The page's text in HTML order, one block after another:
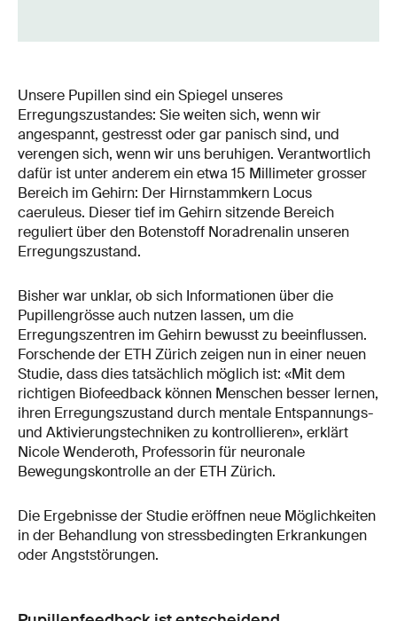
Unsere Pupillen sind ein Spiegel unseres
Erregungszustandes: Sie weiten sich, wenn wir
angespannt, gestresst oder gar panisch sind, und
verengen sich, wenn wir uns beruhigen. Verantwortlich
dafür ist unter anderem ein etwa 15 Millimeter grosser
Bereich im Gehirn: Der Hirnstammkern Locus
caeruleus. Dieser tief im Gehirn sitzende Bereich
reguliert über den Botenstoff Noradrenalin unseren
Erregungszustand.
Bisher war unklar, ob sich Informationen über die
Pupillengrösse auch nutzen lassen, um die
Erregungszentren im Gehirn bewusst zu beeinflussen.
Forschende der ETH Zürich zeigen nun in einer neuen
Studie, dass dies tatsächlich möglich ist: «Mit dem
richtigen Biofeedback können Menschen besser lernen,
ihren Erregungszustand durch mentale Entspannungs-
und Aktivierungstechniken zu kontrollieren», erklärt
Nicole Wenderoth, Professorin für neuronale
Bewegungskontrolle an der ETH Zürich.
Die Ergebnisse der Studie eröffnen neue Möglichkeiten
in der Behandlung von stressbedingten Erkrankungen
oder Angststörungen.